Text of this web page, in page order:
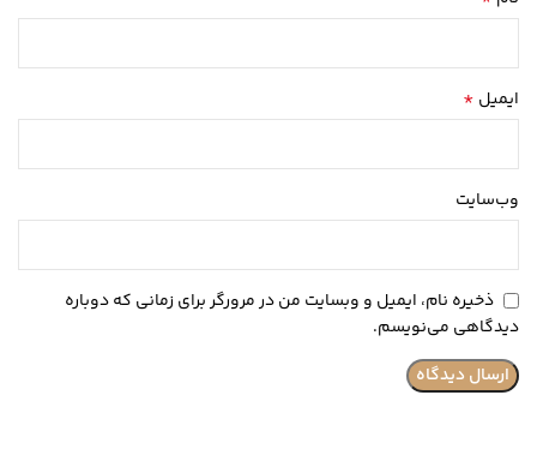
ایمیل *
وب‌سایت
ذخیره نام، ایمیل و وبسایت من در مرورگر برای زمانی که دوباره
دیدگاهی می‌نویسم.